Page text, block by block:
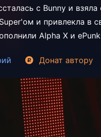
с Bunny и
и привлекла в
Alpha X и
Донат автору